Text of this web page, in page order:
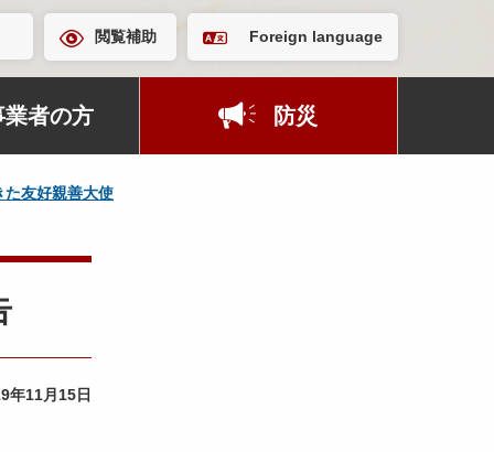
閲覧補助 Foreign language
業者の方 防災
た友好親善大使
年11月15日